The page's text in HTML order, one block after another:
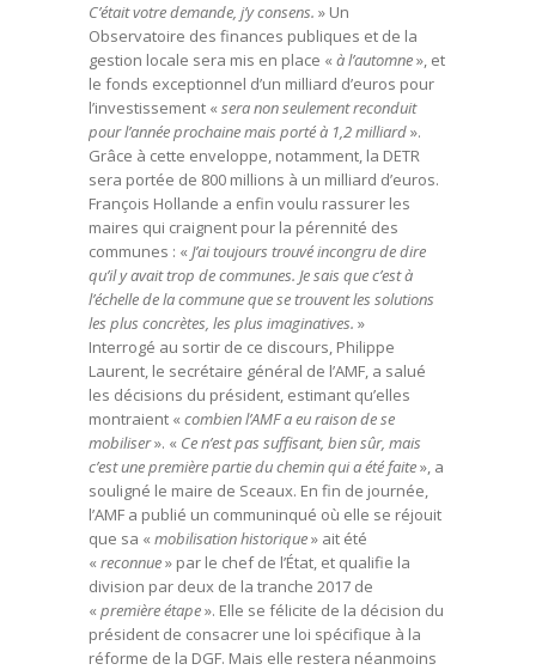
C’était votre demande, j’y consens. » Un
Observatoire des finances publiques et de la
gestion locale sera mis en place « à l’automne», et
le fonds exceptionnel d’un milliard d’euros pour
l’investissement « sera non seulement reconduit
pour l’année prochaine mais porté à 1,2 milliard».
Grâce à cette enveloppe, notamment, la DETR
sera portée de 800 millions à un milliard d’euros.
François Hollande a enfin voulu rassurer les
maires qui craignent pour la pérennité des
communes : « J’ai toujours trouvé incongru de dire
qu’il y avait trop de communes. Je sais que c’est à
l’échelle de la commune que se trouvent les solutions
les plus concrètes, les plus imaginatives. »
Interrogé au sortir de ce discours, Philippe
Laurent, le secrétaire général de l’AMF, a salué
les décisions du président, estimant qu’elles
montraient « combien l’AMF a eu raison de se
mobiliser». « Ce n’est pas suffisant, bien sûr, mais
c’est une première partie du chemin qui a été faite», a
souligné le maire de Sceaux. En fin de journée,
l’AMF a publié un communinqué où elle se réjouit
que sa « mobilisation historique» ait été
« reconnue» par le chef de l’État, et qualifie la
division par deux de la tranche 2017 de
« première étape». Elle se félicite de la décision du
président de consacrer une loi spécifique à la
réforme de la DGF. Mais elle restera néanmoins